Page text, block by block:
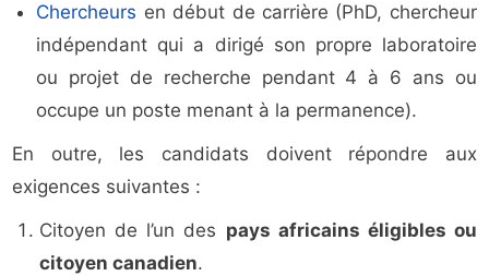
Chercheurs en début de carrière (PhD, chercheur
indépendant qui a dirigé son propre laboratoire
ou projet de recherche pendant 4 à 6 ans ou
occupe un poste menant à la permanence).
En outre, les candidats doivent répondre aux
exigences suivantes :
Citoyen de l’un des pays africains éligibles ou
citoyen canadien.